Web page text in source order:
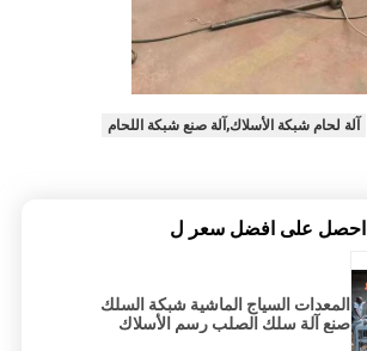
آلة لحام شبكة الأسلاك,آلة صنع شبكة اللحام
احصل على افضل سعر ل
المعدات السياج الماشية شبكة السلك
صنع آلة سلك الصلب رسم الأسلاك